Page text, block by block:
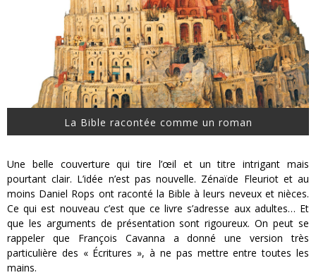
Splatoon Raiders
La Bible racontée comme un roman
Une belle couverture qui tire l’œil et un titre intrigant mais
pourtant clair. L’idée n’est pas nouvelle. Zénaïde Fleuriot et au
moins Daniel Rops ont raconté la Bible à leurs neveux et nièces.
Ce qui est nouveau c’est que ce livre s’adresse aux adultes… Et
que les arguments de présentation sont rigoureux. On peut se
rappeler que François Cavanna a donné une version très
particulière des « Écritures », à ne pas mettre entre toutes les
mains.